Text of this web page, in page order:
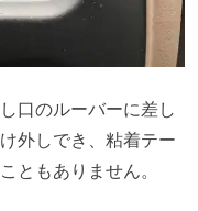
口のルーバーに差し
外しでき、粘着テー
ともありません。